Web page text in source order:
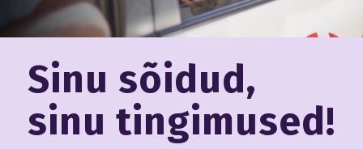
Sinu sõidud,
sinu tingimused!